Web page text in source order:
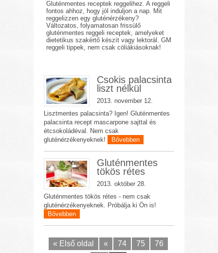
Gluténmentes receptek reggelihez. A reggeli
fontos ahhoz, hogy jól induljon a nap. Mit
reggelizzen egy gluténérzékeny?
Változatos, folyamatosan frissülő
gluténmentes reggeli receptek, amelyeket
dietetikus szakértő készít vagy lektorál. GM
reggeli tippek, nem csak cöliákiásoknak!
Csokis palacsinta
liszt nélkül
2013. november 12.
Lisztmentes palacsinta? Igen! Gluténmentes
palacsinta recept mascarpone sajttal és
étcsokoládéval. Nem csak
gluténérzékenyeknek!
Bővebben
Gluténmentes
tökös rétes
2013. október 28.
Gluténmentes tökös rétes - nem csak
gluténérzékenyeknek. Próbálja ki Ön is!
Bővebben
« Első oldal « 74 75
76